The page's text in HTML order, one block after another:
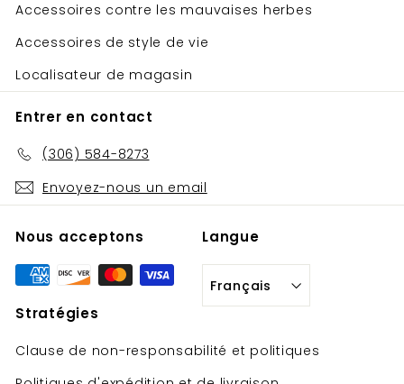
Accessoires contre les mauvaises herbes
Accessoires de style de vie
Localisateur de magasin
Entrer en contact
(306) 584-8273
Envoyez-nous un email
Nous acceptons Langue
Français
Stratégies
Clause de non-responsabilité et politiques